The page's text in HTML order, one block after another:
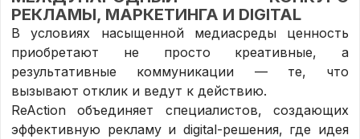
РЕКЛАМЫ, МАРКЕТИНГА И DIGITAL
В условиях насыщенной медиасреды ценность
приобретают не просто креативные, а
результативные коммуникации — те, что
вызывают отклик и ведут к действию.
ReAction объединяет специалистов, создающих
эффективную рекламу и digital-решения, где идея